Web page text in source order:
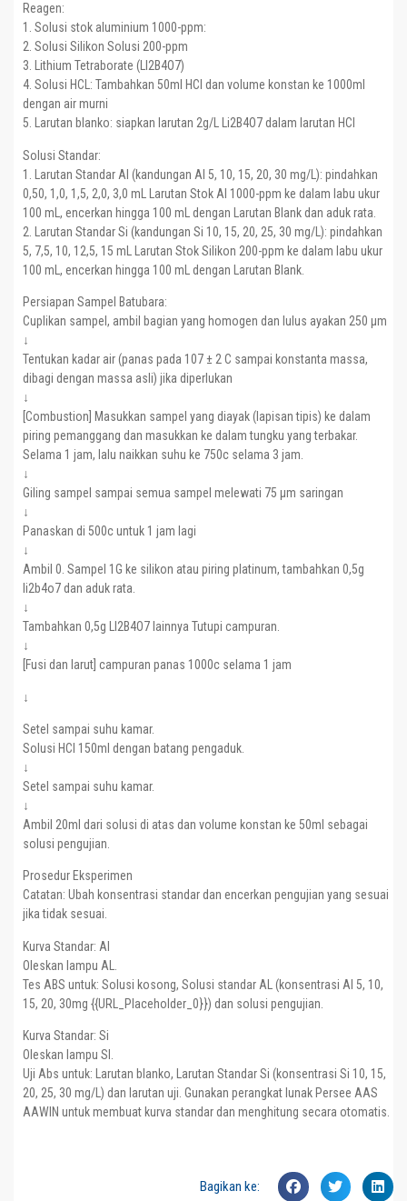
Reagen:
1. Solusi stok aluminium 1000-ppm:
2. Solusi Silikon Solusi 200-ppm
3. Lithium Tetraborate (LI2B4O7)
4. Solusi HCL: Tambahkan 50ml HCl dan volume konstan ke 1000ml
dengan air murni
5. Larutan blanko: siapkan larutan 2g/L Li2B4O7 dalam larutan HCl
Solusi Standar:
1. Larutan Standar Al (kandungan Al 5, 10, 15, 20, 30 mg/L): pindahkan
0,50, 1,0, 1,5, 2,0, 3,0 mL Larutan Stok Al 1000-ppm ke dalam labu ukur
100 mL, encerkan hingga 100 mL dengan Larutan Blank dan aduk rata.
2. Larutan Standar Si (kandungan Si 10, 15, 20, 25, 30 mg/L): pindahkan
5, 7,5, 10, 12,5, 15 mL Larutan Stok Silikon 200-ppm ke dalam labu ukur
100 mL, encerkan hingga 100 mL dengan Larutan Blank.
Persiapan Sampel Batubara:
Cuplikan sampel, ambil bagian yang homogen dan lulus ayakan 250 μm
↓
Tentukan kadar air (panas pada 107 ± 2 C sampai konstanta massa,
dibagi dengan massa asli) jika diperlukan
↓
[Combustion] Masukkan sampel yang diayak (lapisan tipis) ke dalam
piring pemanggang dan masukkan ke dalam tungku yang terbakar.
Selama 1 jam, lalu naikkan suhu ke 750c selama 3 jam.
↓
Giling sampel sampai semua sampel melewati 75 μm saringan
↓
Panaskan di 500c untuk 1 jam lagi
↓
Ambil 0. Sampel 1G ke silikon atau piring platinum, tambahkan 0,5g
li2b4o7 dan aduk rata.
↓
Tambahkan 0,5g LI2B4O7 lainnya Tutupi campuran.
↓
[Fusi dan larut] campuran panas 1000c selama 1 jam
↓
Setel sampai suhu kamar.
Solusi HCl 150ml dengan batang pengaduk.
↓
Setel sampai suhu kamar.
↓
Ambil 20ml dari solusi di atas dan volume konstan ke 50ml sebagai
solusi pengujian.
Prosedur Eksperimen
Catatan: Ubah konsentrasi standar dan encerkan pengujian yang sesuai
jika tidak sesuai.
Kurva Standar: Al
Oleskan lampu AL.
Tes ABS untuk: Solusi kosong, Solusi standar AL (konsentrasi Al 5, 10,
15, 20, 30mg {{URL_Placeholder_0}}) dan solusi pengujian.
Kurva Standar: Si
Oleskan lampu SI.
Uji Abs untuk: Larutan blanko, Larutan Standar Si (konsentrasi Si 10, 15,
20, 25, 30 mg/L) dan larutan uji. Gunakan perangkat lunak Persee AAS
AAWIN untuk membuat kurva standar dan menghitung secara otomatis.
Bagikan ke: